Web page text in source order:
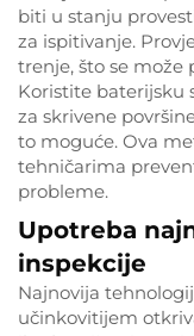
biti u stanju
za ispitivanje.
trenje, što se može
Koristite baterijsku
za skrivene
to moguće. Ova
tehničarima
probleme.
Upotreba
inspekcije
Najnovija
učinkovitijem